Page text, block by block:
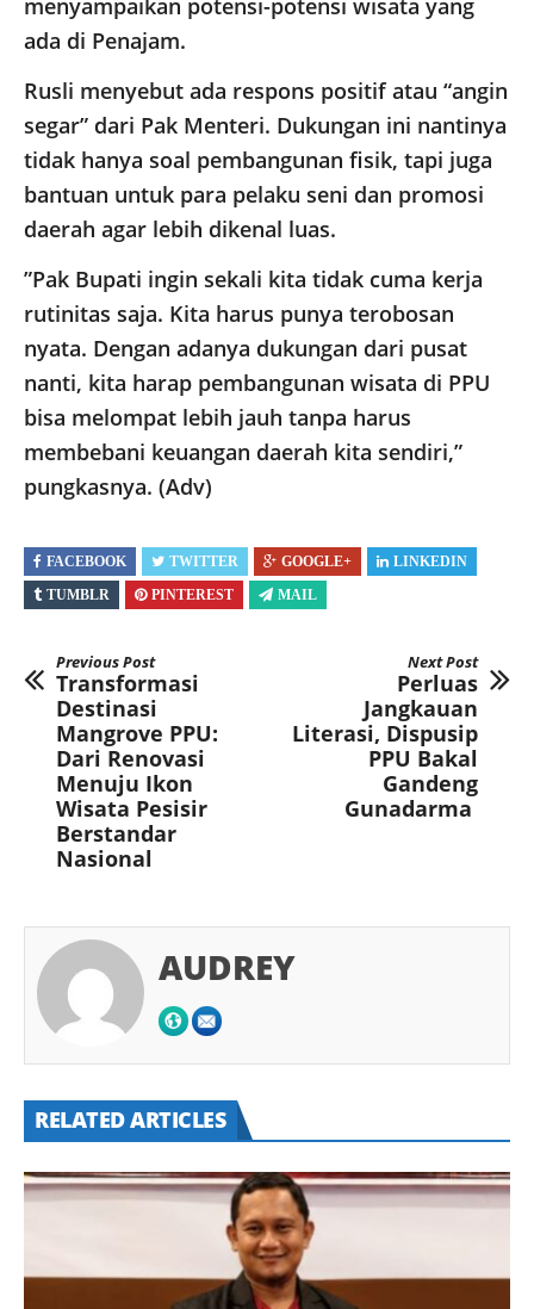
menyampaikan potensi-potensi wisata yang
ada di Penajam.
​Rusli menyebut ada respons positif atau “angin
segar” dari Pak Menteri. Dukungan ini nantinya
tidak hanya soal pembangunan fisik, tapi juga
bantuan untuk para pelaku seni dan promosi
daerah agar lebih dikenal luas.
​”Pak Bupati ingin sekali kita tidak cuma kerja
rutinitas saja. Kita harus punya terobosan
nyata. Dengan adanya dukungan dari pusat
nanti, kita harap pembangunan wisata di PPU
bisa melompat lebih jauh tanpa harus
membebani keuangan daerah kita sendiri,”
pungkasnya. (Adv)
FACEBOOK TWITTER GOOGLE+
LINKEDIN
TUMBLR
PINTEREST MAIL
Previous Post
Transformasi
Destinasi
Mangrove PPU:
Dari Renovasi
Menuju Ikon
Wisata Pesisir
Berstandar
Nasional
Next Post
Perluas
Jangkauan
Literasi, Dispusip
PPU Bakal
Gandeng
Gunadarma
AUDREY
RELATED ARTICLES